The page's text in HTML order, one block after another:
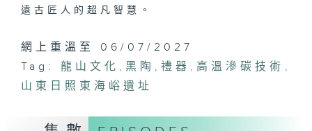
遠古匠人的超凡智慧。
網上重溫至 06/07/2027
Tag:
龍山文化 , 黑陶 , 禮器 , 高溫滲碳技術 ,
山東日照東海峪遺址